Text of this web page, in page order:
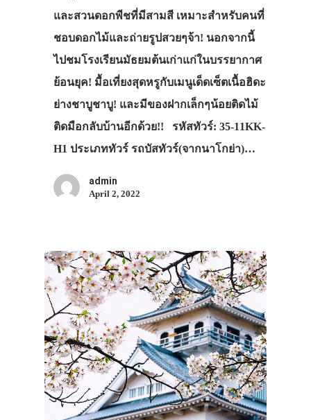
และสวนดอกพีชที่มีสามสี เหมาะสำหรับคนที่
ชอบดอกไม้และถ่ายรูปสวยๆจ้า! นอกจากนี้
ไปชมโรงเรียนมัธยมต้นเก่าแก่ในบรรยากาศ
ย้อนยุค! มื้อเที่ยงสุดหรูกับเมนูเด็ดเซ็ตเนื้อฮิดะ
ย่างชาบูชาบู! และมีของฝากเล็กๆน้อยติดไม้
ติดมือกลับบ้านอีกด้วย!! รหัสทัวร์: 35-11KK-
H1 ประเภททัวร์ รถบัสทัวร์(จากนาโกย่า)…
admin
April 2, 2022